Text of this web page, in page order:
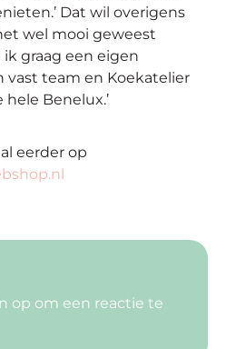
Dat wil overigens
wel mooi geweest
graag een eigen
vast team en Koekatelier
Benelux.’
eerder op
op om een reactie te